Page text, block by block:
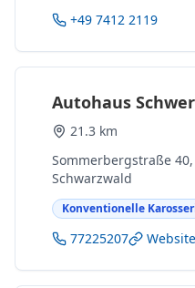
+49 7412 2119
Autohaus Schwer
21.3 km
Sommerbergstraße
Schwarzwald
Konventionelle
77225207 Website